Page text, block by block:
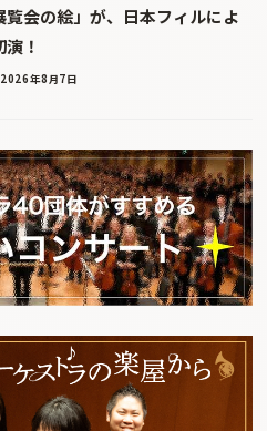
覧会の絵」が、日本フィルによ
！
2026年8月7日